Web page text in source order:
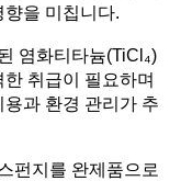
을 미칩니다.
염화티타늄(TiCl₄)
취급이 필요하며
과 환경 관리가 추
펀지를 완제품으로